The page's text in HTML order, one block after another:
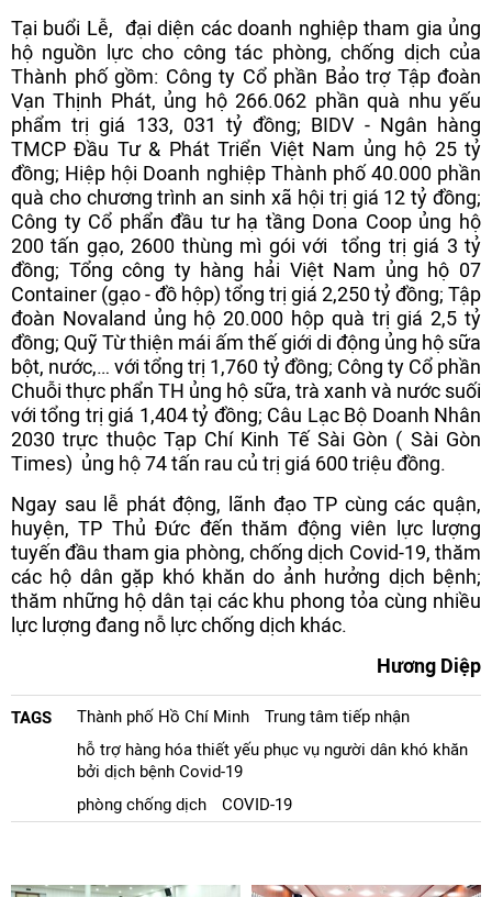
Tại buổi Lễ, đại diện các doanh nghiệp tham gia ủng
hộ nguồn lực cho công tác phòng, chống dịch của
Thành phố gồm: Công ty Cổ phần Bảo trợ Tập đoàn
Vạn Thịnh Phát, ủng hộ 266.062 phần quà nhu yếu
phẩm trị giá 133, 031 tỷ đồng; BIDV - Ngân hàng
TMCP Đầu Tư & Phát Triển Việt Nam ủng hộ 25 tỷ
đồng; Hiệp hội Doanh nghiệp Thành phố 40.000 phần
quà cho chương trình an sinh xã hội trị giá 12 tỷ đồng;
Công ty Cổ phẩn đầu tư hạ tầng Dona Coop ủng hộ
200 tấn gạo, 2600 thùng mì gói với tổng trị giá 3 tỷ
đồng; Tổng công ty hàng hải Việt Nam ủng hộ 07
Container (gạo - đồ hộp) tổng trị giá 2,250 tỷ đồng; Tập
đoàn Novaland ủng hộ 20.000 hộp quà trị giá 2,5 tỷ
đồng; Quỹ Từ thiện mái ấm thế giới di động ủng hộ sữa
bột, nước,… với tổng trị 1,760 tỷ đồng; Công ty Cổ phần
Chuỗi thực phẩn TH ủng hộ sữa, trà xanh và nước suối
với tổng trị giá 1,404 tỷ đồng; Câu Lạc Bộ Doanh Nhân
2030 trực thuộc Tạp Chí Kinh Tế Sài Gòn ( Sài Gòn
Times) ủng hộ 74 tấn rau củ trị giá 600 triệu đồng.
Ngay sau lễ phát động, lãnh đạo TP cùng các quận,
huyện, TP Thủ Đức đến thăm động viên lực lượng
tuyến đầu tham gia phòng, chống dịch Covid-19, thăm
các hộ dân gặp khó khăn do ảnh hưởng dịch bệnh;
thăm những hộ dân tại các khu phong tỏa cùng nhiều
lực lượng đang nỗ lực chống dịch khác.
Hương Diệp
TAGS Thành phố Hồ Chí Minh
Trung tâm tiếp nhận
hỗ trợ hàng hóa thiết yếu phục vụ người dân khó khăn
bởi dịch bệnh Covid-19
phòng chống dịch
COVID-19